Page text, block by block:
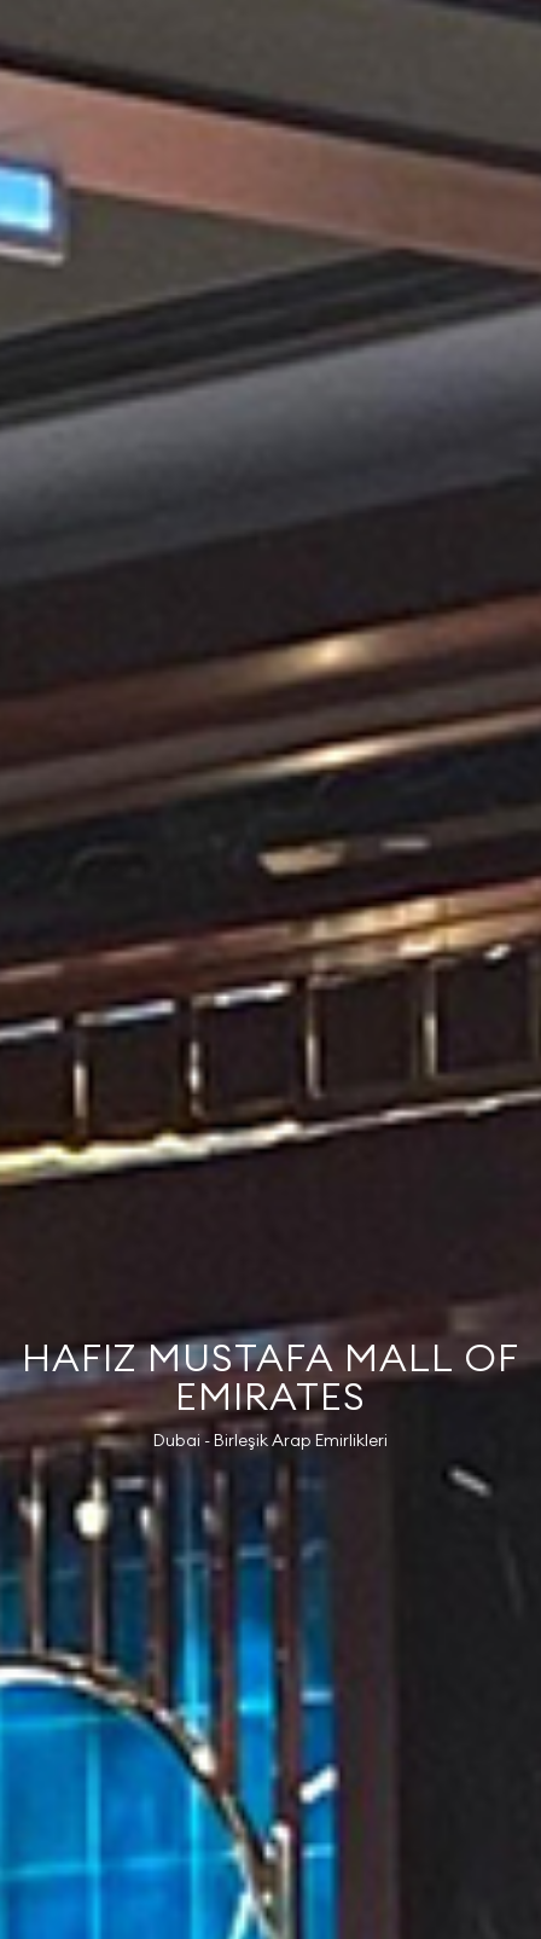
HAFIZ MUSTAFA MALL OF
EMIRATES
Dubai - Birleşik Arap Emirlikleri